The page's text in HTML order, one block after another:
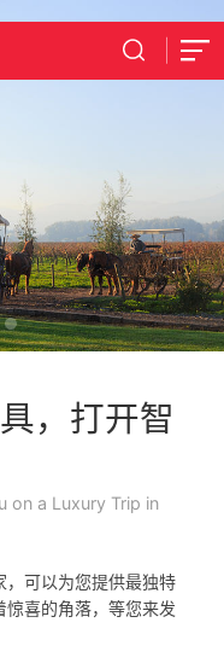
，打开智
on a Luxury Trip in
，可以为您提供最独特
喜的角落，等您来发